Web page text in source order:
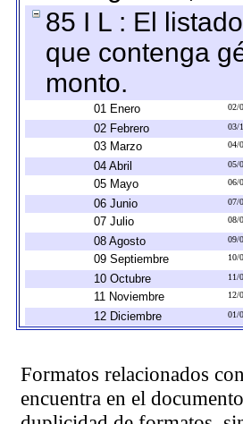
85 I L : El
que contenga
monto.
01 Enero 02/
02 Febrero 03/
03 Marzo 04/
04 Abril 05/
05 Mayo 06/
06 Junio 07/
07 Julio 08/
08 Agosto 09/
09 Septiembre 10/
10 Octubre 11/
11 Noviembre 12/
12 Diciembre 01/
Formatos relacionados
encuentra en el